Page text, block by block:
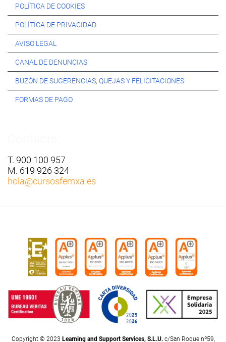
POLÍTICA DE COOKIES
POLÍTICA DE PRIVACIDAD
AVISO LEGAL
CANAL DE DENUNCIAS
BUZÓN DE SUGERENCIAS, QUEJAS Y FELICITACIONES
FORMAS DE PAGO
T. 900 100 957
M. 619 926 324
hola@cursosfemxa.es
Copyright © 2023 Learning and Support Services, S.L.U.c/San Roque nº59,